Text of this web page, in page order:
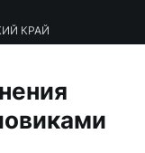
КРАЙ